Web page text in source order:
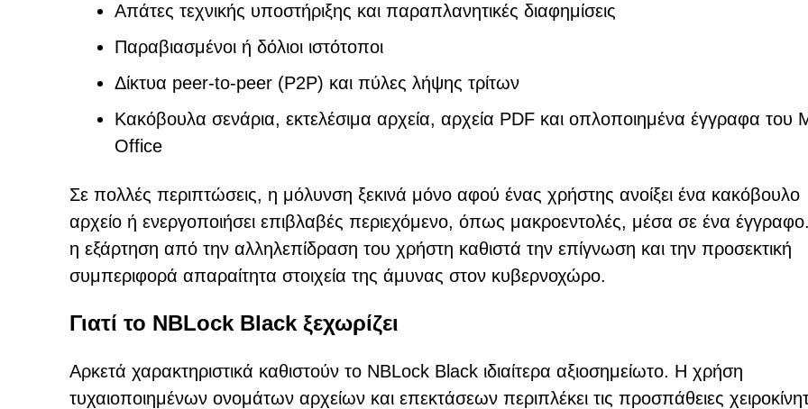
Απάτες τεχνικής υποστήριξης και παραπλανητικές διαφημίσεις
Παραβιασμένοι ή δόλιοι ιστότοποι
Δίκτυα peer-to-peer (P2P) και πύλες λήψης τρίτων
Κακόβουλα σενάρια, εκτελέσιμα αρχεία, αρχεία PDF και οπλοποιημένα έγγραφα του
Office
Σε πολλές περιπτώσεις, η μόλυνση ξεκινά μόνο αφού ένας χρήστης ανοίξει ένα κακόβουλο
αρχείο ή ενεργοποιήσει επιβλαβές περιεχόμενο, όπως μακροεντολές, μέσα σε ένα
η εξάρτηση από την αλληλεπίδραση του χρήστη καθιστά την επίγνωση και την προσεκτική
συμπεριφορά απαραίτητα στοιχεία της άμυνας στον κυβερνοχώρο.
Γιατί το NBLock Black ξεχωρίζει
Αρκετά χαρακτηριστικά καθιστούν το NBLock Black ιδιαίτερα αξιοσημείωτο. Η χρήση
τυχαιοποιημένων ονομάτων αρχείων και επεκτάσεων περιπλέκει τις προσπάθειες